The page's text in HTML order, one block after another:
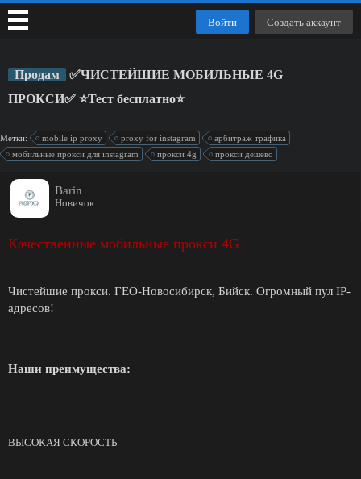
Продам
✅ЧИСТЕЙШИЕ МОБИЛЬНЫЕ 4G
ПРОКСИ✅ ⭐️Тест бесплатно⭐️
Метки: mobile ip proxy proxy for instagram
арбитраж трафика
мобильные прокси для instagram
прокси 4g прокси дешёво
Barin
Новичок
Качественные мобильные прокси 4G
Чистейшие прокси. ГЕО-Новосибирск, Бийск. Огромный пул IP-
адресов!
Наши преимущества:
ВЫСОКАЯ СКОРОСТЬ
Войти Создать аккаунт